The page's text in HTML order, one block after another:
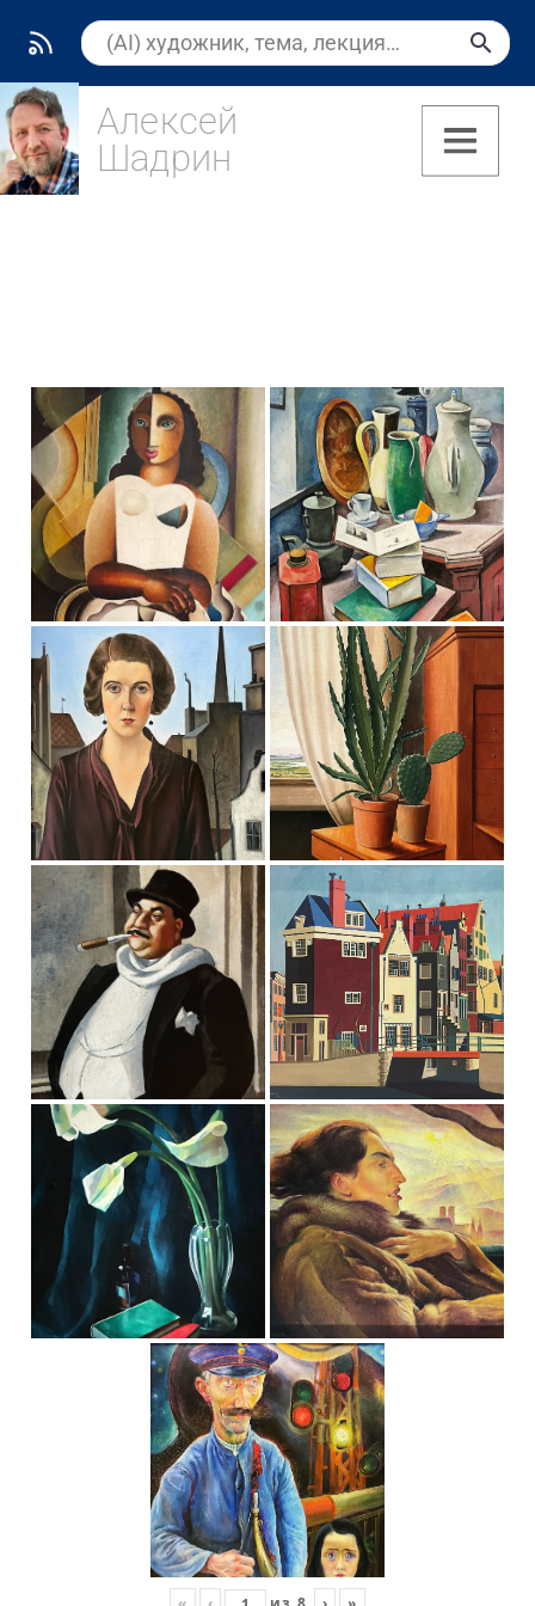
Алексей
Шадрин